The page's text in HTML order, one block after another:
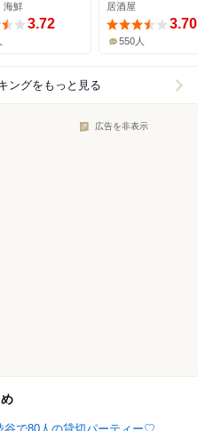
海鮮
3.72
居酒屋
3.70
550人
ングをもっと見る
広告を非表示